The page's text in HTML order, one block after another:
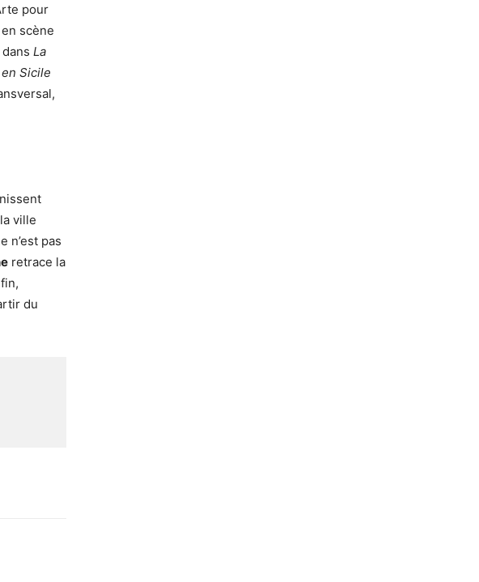
pour
scène
La
Sicile
ville
n’est pas
retrace la
du